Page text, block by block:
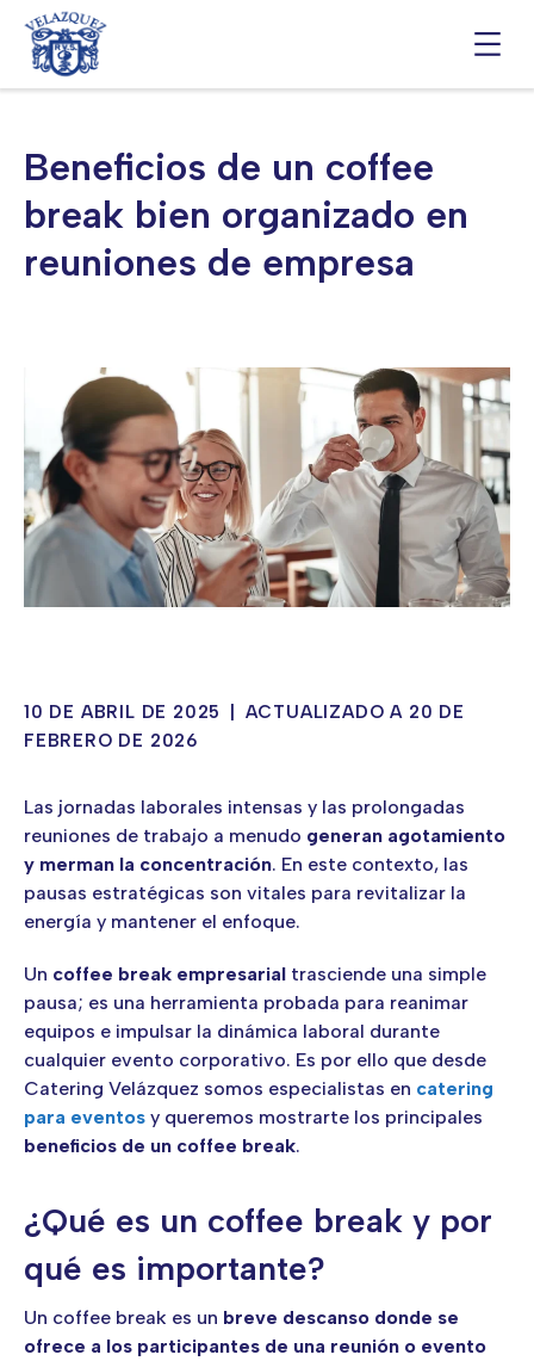
Saltar
contenido
Beneficios de un coffee
break bien organizado en
reuniones de empresa
10 DE ABRIL DE 2025
ACTUALIZADO A 20 DE
FEBRERO DE 2026
Las jornadas laborales intensas y las prolongadas
reuniones de trabajo a menudo generan agotamiento
y merman la concentración. En este contexto, las
pausas estratégicas son vitales para revitalizar la
energía y mantener el enfoque.
Un coffee break empresarial trasciende una simple
pausa; es una herramienta probada para reanimar
equipos e impulsar la dinámica laboral durante
cualquier evento corporativo. Es por ello que desde
Catering Velázquez somos especialistas en catering
para eventos y queremos mostrarte los principales
beneficios de un coffee break.
¿Qué es un coffee break y por
qué es importante?
Un coffee break es un breve descanso donde se
ofrece a los participantes de una reunión o evento